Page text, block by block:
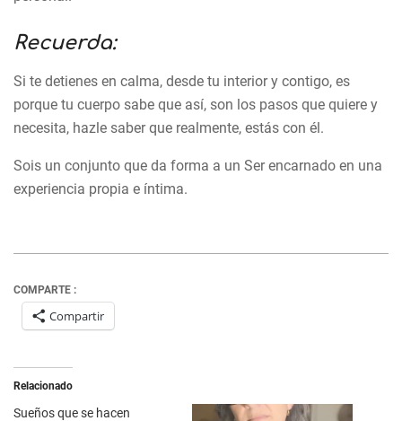
Recuerda:
Si te detienes en calma, desde tu interior y contigo, es
porque tu cuerpo sabe que así, son los pasos que quiere y
necesita, hazle saber que realmente, estás con él.
Sois un conjunto que da forma a un Ser encarnado en una
experiencia propia e íntima.
COMPARTE :
Compartir
Relacionado
Sueños que se hacen